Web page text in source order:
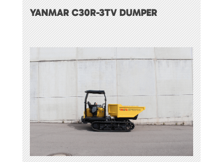
YANMAR C30R-3TV DUMPER